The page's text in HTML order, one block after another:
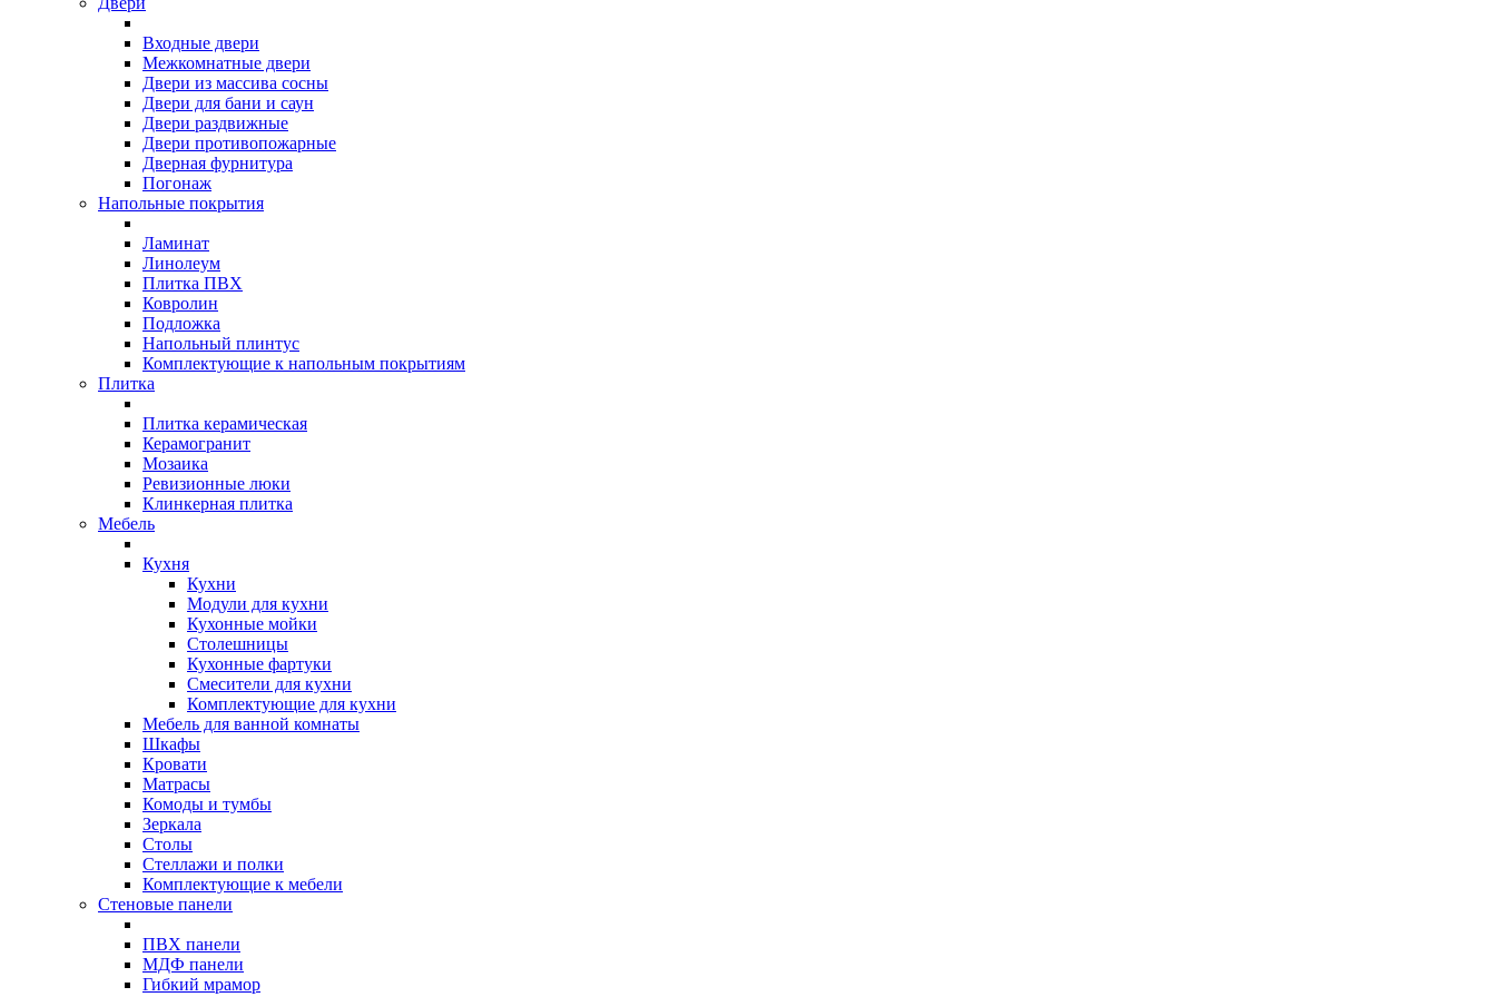
Входные двери
Межкомнатные двери
Двери из массива сосны
Двери для бани и саун
Двери раздвижные
Двери противопожарные
Дверная фурнитура
Погонаж
Напольные покрытия
Ламинат
Линолеум
Плитка ПВХ
Ковролин
Подложка
Напольный плинтус
Комплектующие к напольным покрытиям
Плитка
Плитка керамическая
Керамогранит
Мозаика
Ревизионные люки
Клинкерная плитка
Мебель
Кухня
Кухни
Модули для кухни
Кухонные мойки
Столешницы
Кухонные фартуки
Смесители для кухни
Комплектующие для кухни
Мебель для ванной комнаты
Шкафы
Кровати
Матрасы
Комоды и тумбы
Зеркала
Столы
Стеллажи и полки
Комплектующие к мебели
Стеновые панели
ПВХ панели
МДФ панели
Гибкий мрамор